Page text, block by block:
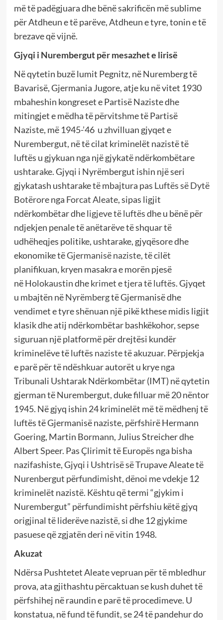
më të padëgjuara dhe bënë sakrificën më sublime
për Atdheun e të parëve, Atdheun e tyre, tonin e të
brezave që vijnë.
Gjyqi i Nurembergut për mesazhet e lirisë
Në qytetin buzë lumit Pegnitz, në Nuremberg të
Bavarisë, Gjermania Jugore, atje ku në vitet 1930
mbaheshin kongreset e Partisë Naziste dhe
mitingjet e mëdha të përvitshme të Partisë
Naziste, më 1945-’46 u zhvilluan gjyqet e
Nurembergut, në të cilat kriminelët nazistë të
luftës u gjykuan nga një gjykatë ndërkombëtare
ushtarake. Gjyqi i Nyrëmbergut ishin një seri
gjykatash ushtarake të mbajtura pas Luftës së Dytë
Botërorenga Forcat Aleate, sipas ligjit
ndërkombëtar dheligjeve të luftësdhe u bënë për
ndjekjen penale të anëtarëve të shquar të
udhëheqjes politike, ushtarake, gjyqësore dhe
ekonomike tëGjermanisë naziste, të cilët
planifikuan, kryen masakra e morën pjesë
nëHolokaustindhekrimet e tjera të luftës. Gjyqet
u mbajtën nëNyrëmbergtë Gjermanisë dhe
vendimet e tyre shënuan një pikë kthese midis ligjit
klasik dhe atij ndërkombëtar bashkëkohor, sepse
siguruan një platformë për drejtësi kundër
kriminelëve të luftës naziste tëakuzuar. Përpjekja
e parë për të ndëshkuar autorët u krye nga
Tribunali Ushtarak Ndërkombëtar (IMT) në qytetin
gjerman të Nurembergut, duke filluar më 20 nëntor
1945. Në gjyq ishin 24 kriminelët më të mëdhenj të
luftës të Gjermanisë naziste, përfshirë Hermann
Goering, Martin Bormann, Julius Streicher dhe
Albert Speer. Pas Çlirimit të Europës nga bisha
nazifashiste, Gjyqi i Ushtrisë së Trupave Aleate të
Nurenbergut përfundimisht, dënoi me vdekje 12
kriminelët nazistë. Kështu që termi “gjykim i
Nurembergut” përfundimisht përfshiu këtë gjyq
origjinal të liderëve nazistë, si dhe 12 gjykime
pasuese që zgjatën deri në vitin 1948.
Akuzat
Ndërsa Pushtetet Aleate vepruan për të mbledhur
prova, ata gjithashtu përcaktuan se kush duhet të
përfshihej në raundin e parë të procedimeve. U
konstatua, në fund të fundit, se 24 të pandehur do